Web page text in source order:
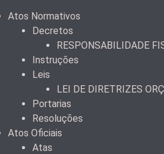
Atos Normativos
Decretos
RESPONSABILIDADE
Instruções
Leis
LEI DE DIRETRIZES
Portarias
Resoluções
Atos Oficiais
Atas